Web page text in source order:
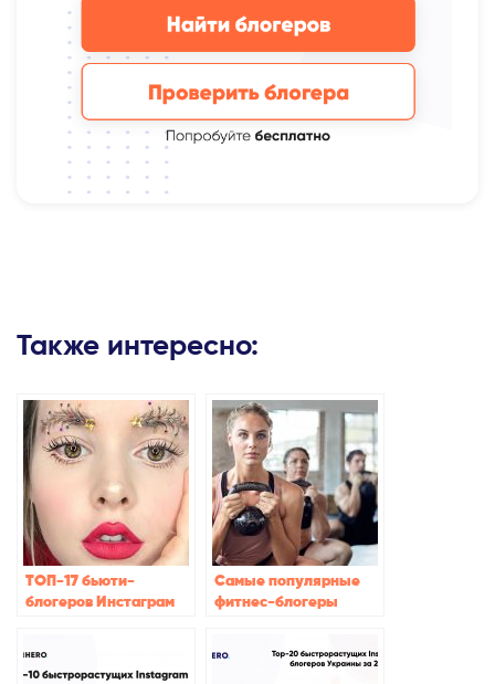
Также интересно:
ТОП-17 бьюти-
блогеров Инстаграм
Самые популярные
фитнес-блогеры